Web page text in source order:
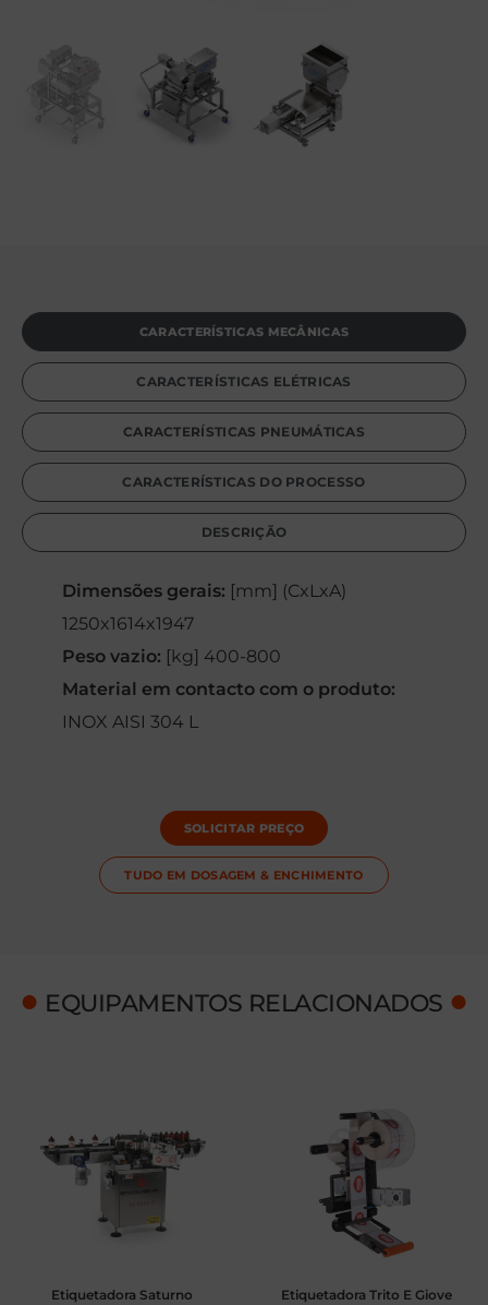
CARACTERÍSTICAS MECÂNICAS
CARACTERÍSTICAS ELÉTRICAS
CARACTERÍSTICAS PNEUMÁTICAS
CARACTERÍSTICAS DO PROCESSO
DESCRIÇÃO
Dimensões gerais: [mm] (CxLxA)
1250x1614x1947
Peso vazio: [kg] 400-800
Material em contacto com o produto:
INOX AISI 304 L
SOLICITAR PREÇO
TUDO EM DOSAGEM & ENCHIMENTO
● EQUIPAMENTOS RELACIONADOS ●
Etiquetadora Saturno Etiquetadora Trito E Giove